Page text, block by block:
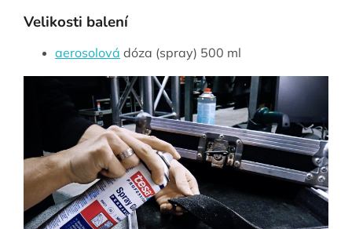
Velikosti balení
aerosolová dóza (spray) 500 ml